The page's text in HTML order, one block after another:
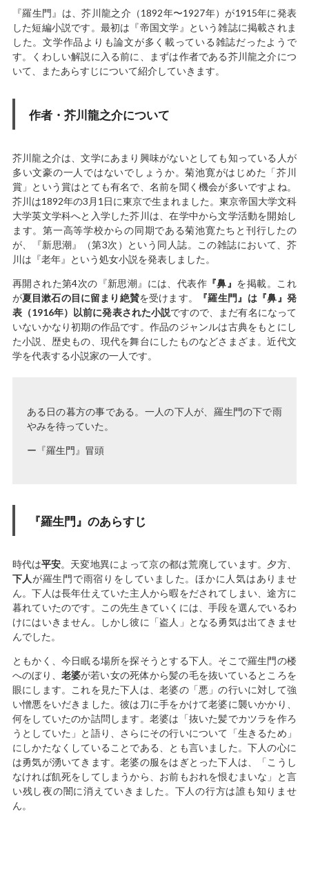
『羅生門』は、芥川龍之介（1892年〜1927年）が1915年に発表
した短編小説です。最初は『帝国文学』という雑誌に掲載されま
した。文学作品よりも論文が多く載っている雑誌だったようで
す。くわしい解説に入る前に、まずは作者である芥川龍之介につ
いて、またあらすじについて紹介していきます。
作者・芥川龍之介について
芥川龍之介は、文学にあまり興味がないとしても知っている人が
多い文豪の一人ではないでしょうか。菊池寛がはじめた「芥川
賞」という賞はとても有名で、名前を聞く機会が多いですよね。
芥川は1892年の3月1日に東京で生まれました。東京帝国大学文科
大学英文学科へと入学した芥川は、在学中から文学活動を開始し
ます。第一高等学校からの同期である菊池寛たちと刊行したの
が、『新思潮』（第3次）という同人誌。この雑誌において、芥
川は『老年』という処女小説を発表しました。
再開された第4次の『新思潮』には、代表作『鼻』 を掲載。これ
が夏目漱石の目に留まり絶賛を受けます。
『羅生門』は『鼻』発
表（1916年）以前に発表された小説ですので、まだ有名になって
いないかなり初期の作品です。作品のジャンルは古典をもとにし
た小説、歴史もの、現代を舞台にしたものなどさまざま。近代文
学を代表する小説家の一人です。
ある日の暮方の事である。一人の下人が、 羅生門の下で雨
やみを待っていた。
ー『羅生門』冒頭
『羅生門』のあらすじ
時代は平安。天変地異によって京の都は荒廃しています。夕方、
下人が羅生門で雨宿りをしていました。ほかに人気はありませ
ん。下人は長年仕えていた主人から暇をだされてしまい、途方に
暮れていたのです。この先生きていくには、手段を選んでいるわ
けにはいきません。しかし彼に「盗人」となる勇気は出てきませ
んでした。
ともかく、今日眠る場所を探そうとする下人。そこで羅生門の楼
へのぼり、 老婆が若い女の死体から髪の毛を抜いているところを
眼にします。これを見た下人は、老婆の「悪」の行いに対して強
い憎悪をいだきました。彼は刀に手をかけて老婆に襲いかかり、
何をしていたのか詰問します。老婆は「抜いた髪でカツラを作ろ
うとしていた」と語り、さらにその行いについて「生きるため」
にしかたなくしていることである、とも言いました。下人の心に
は勇気が湧いてきます。老婆の服をはぎとった下人は、「こうし
なければ飢死をしてしまうから、お前もおれを恨むまいな」と言
い残し夜の闇に消えていきました。下人の行方は誰も知りませ
ん。